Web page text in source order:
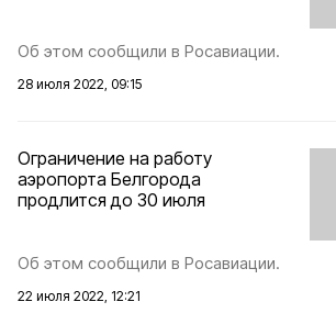
Об этом сообщили в Росавиации.
28 июля 2022, 09:15
Ограничение на работу
аэропорта Белгорода
продлится до 30 июля
Об этом сообщили в Росавиации.
22 июля 2022, 12:21